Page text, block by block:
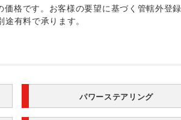
格です。お客様の要望に基づく管轄外登
有料で承ります。
パワーステアリング